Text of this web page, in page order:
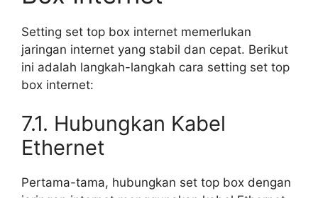
Setting set top box internet memerlukan
jaringan internet yang stabil dan cepat. Berikut
ini adalah langkah-langkah cara setting set top
box internet:
7.1. Hubungkan Kabel
Ethernet
Pertama-tama, hubungkan set top box dengan